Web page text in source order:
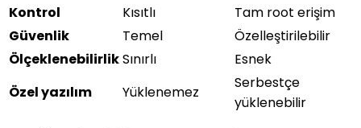
Kontrol
Kısıtlı
Tam root erişim
Güvenlik
Temel
Özelleştirilebilir
ÖlçeklenebilirlikSınırlı
Esnek
Özel yazılım
Yüklenemez
Serbestçe
yüklenebilir